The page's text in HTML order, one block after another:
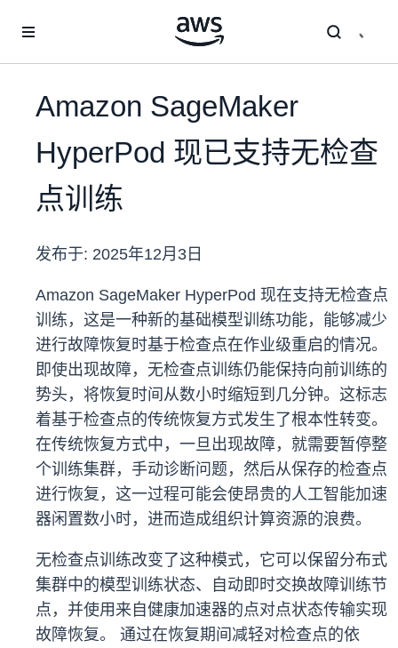
Amazon SageMaker
HyperPod 现已支持无检查
点训练
发布于: 2025年12月3日
Amazon SageMaker HyperPod 现在支持无检查点
训练，这是一种新的基础模型训练功能，能够减少
进行故障恢复时基于检查点在作业级重启的情况。
即使出现故障，无检查点训练仍能保持向前训练的
势头，将恢复时间从数小时缩短到几分钟。这标志
着基于检查点的传统恢复方式发生了根本性转变。
在传统恢复方式中，一旦出现故障，就需要暂停整
个训练集群，手动诊断问题，然后从保存的检查点
进行恢复，这一过程可能会使昂贵的人工智能加速
器闲置数小时，进而造成组织计算资源的浪费。
无检查点训练改变了这种模式，它可以保留分布式
集群中的模型训练状态、自动即时交换故障训练节
点，并使用来自健康加速器的点对点状态传输实现
故障恢复。 通过在恢复期间减轻对检查点的依